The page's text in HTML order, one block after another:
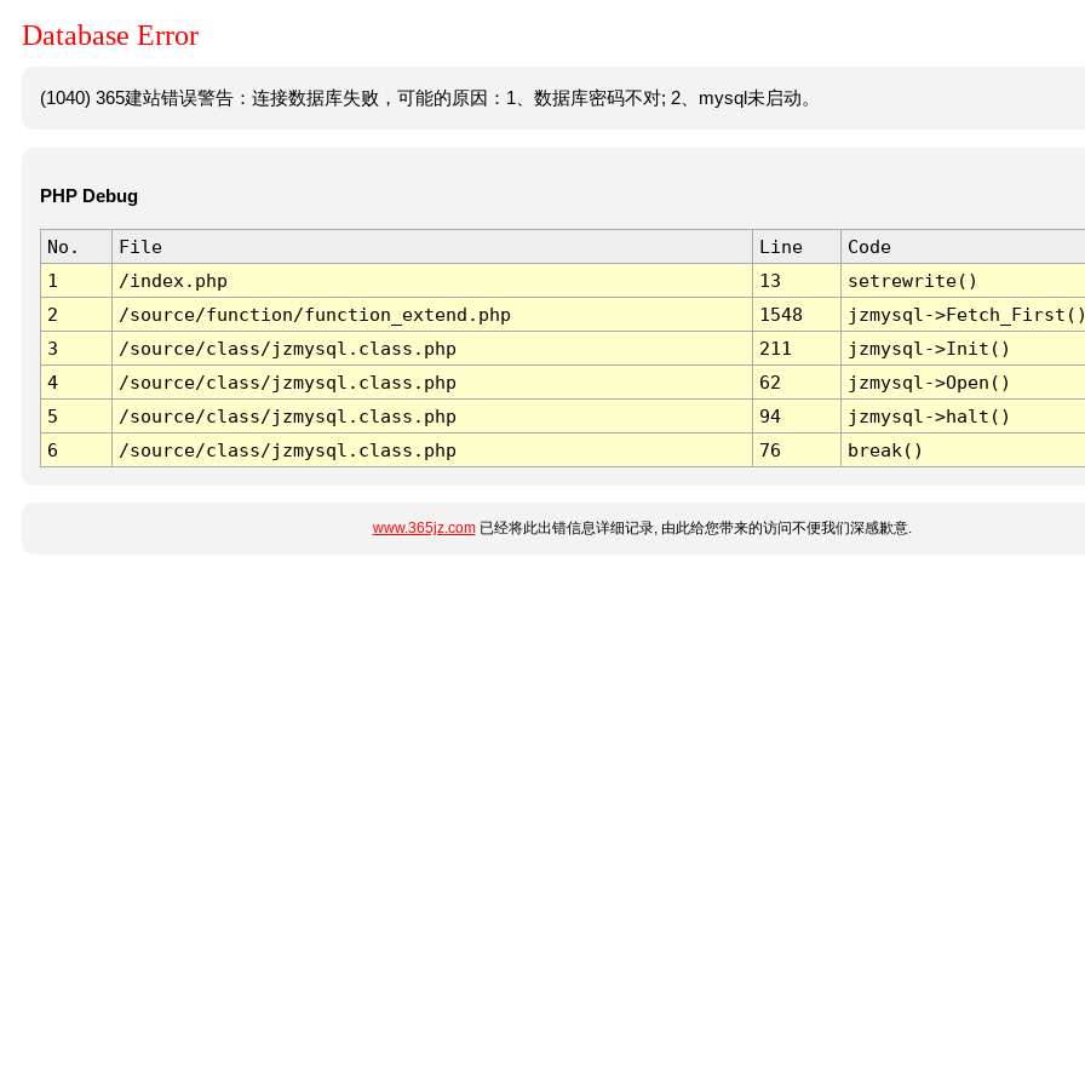
Database Error
(1040) 365建站错误警告：连接数据库失败，可能的原因：1、数据库密码不对; 2、mysql未启动。
PHP Debug
No. File Line
Code
1
/index.php 13
setrewrite()
2
/source/function/function_extend.php 1548
jzmysql-
3
/source/class/jzmysql.class.php 211
jzmysql->Init()
4
/source/class/jzmysql.class.php 62
jzmysql->Open()
5
/source/class/jzmysql.class.php 94
jzmysql->halt()
6
/source/class/jzmysql.class.php 76 break()
www.365jz.com已经将此出错信息详细记录, 由此给您带来的访问不便我们深感歉意.